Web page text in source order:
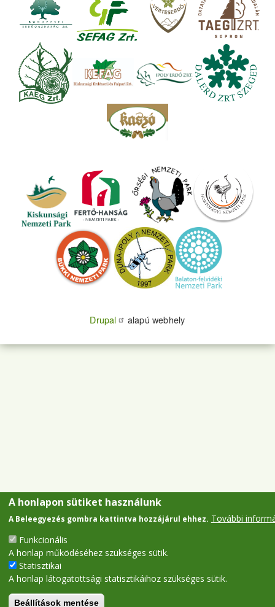
Drupal alapú webhely
A honlapon sütiket használunk
A Beleegyezés gombra kattintva hozzájárul ehhez. További
Funkcionális
A honlap működéséhez szükséges sütik.
Statisztikai
A honlap látogatottsági statisztikáihoz szükséges sütik.
Beállítások mentése